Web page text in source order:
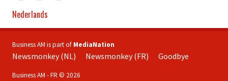
Nederlands
Business AM is part of MediaNation
Newsmonkey (NL) Newsmonkey (FR) Goodbye
Business AM - FR © 2026